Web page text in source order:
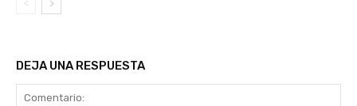
DEJA UNA RESPUESTA